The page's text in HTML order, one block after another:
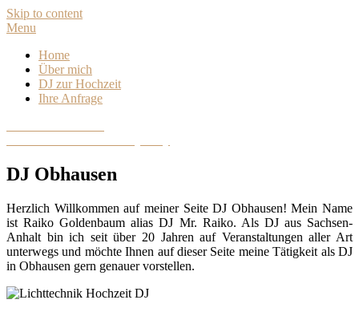
Skip to content
Menu
Home
Über mich
DJ zur Hochzeit
Ihre Anfrage
DJ Obhausen
Herzlich Willkommen auf meiner Seite DJ Obhausen! Mein Name
ist Raiko Goldenbaum alias DJ Mr. Raiko. Als DJ aus Sachsen-
Anhalt bin ich seit über 20 Jahren auf Veranstaltungen aller Art
unterwegs und möchte Ihnen auf dieser Seite meine Tätigkeit als DJ
in Obhausen gern genauer vorstellen.